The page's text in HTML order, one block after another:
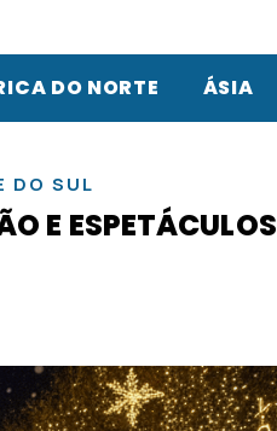
DO NORTE ÁSIA
DO SUL
E ESPETÁCULOS